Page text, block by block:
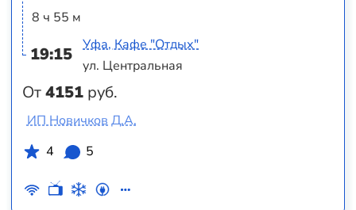
8 ч 55 м
19:15
От4151 руб.
Уфа, Кафе "Отдых"
ул. Центральная
ИП Новичков Д.А.
4
5